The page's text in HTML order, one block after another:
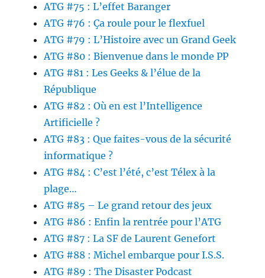
ATG #75 : L’effet Baranger
ATG #76 : Ça roule pour le flexfuel
ATG #79 : L’Histoire avec un Grand Geek
ATG #80 : Bienvenue dans le monde PP
ATG #81 : Les Geeks & l’élue de la
République
ATG #82 : Où en est l’Intelligence
Artificielle ?
ATG #83 : Que faites-vous de la sécurité
informatique ?
ATG #84 : C’est l’été, c’est Télex à la
plage…
ATG #85 – Le grand retour des jeux
ATG #86 : Enfin la rentrée pour l’ATG
ATG #87 : La SF de Laurent Genefort
ATG #88 : Michel embarque pour I.S.S.
ATG #89 : The Disaster Podcast